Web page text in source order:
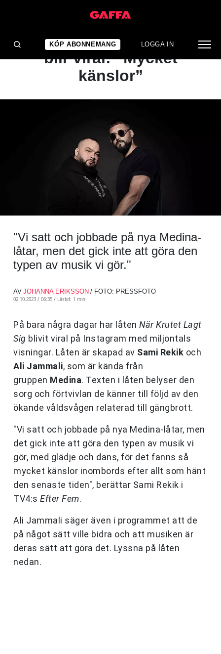
KÖP ABONNEMANG LOGGA IN
NYHET
Medinas låt mot gängen
blir viral: ”Mycket
känslor”
"Vi satt och jobbade på nya Medina-
låtar, men det gick inte att göra den
typen av musik vi gör."
AV JOHANNA ERIKSSON / FOTO: PRESSFOTO
02.10.2023 / 06:35 / Lästid: 1 min
På bara några dagar har låten När Krutet Lagt
Sig blivit viral på Instagram med miljontals
visningar. Låten är skapad av Sami Rekik och
Ali Jammali, som är kända från
gruppen Medina. Texten i låten belyser den
sorg och förtvivlan de känner till följd av den
ökande våldsvågen relaterad till gängbrott.
"Vi satt och jobbade på nya Medina-låtar, men
det gick inte att göra den typen av musik vi
gör, med glädje och dans, för det fanns så
mycket känslor inombords efter allt som hänt
den senaste tiden", berättar Sami Rekik i
TV4:s Efter Fem.
Ali Jammali säger även i programmet att de
på något sätt ville bidra och att musiken är
deras sätt att göra det. Lyssna på låten
nedan.